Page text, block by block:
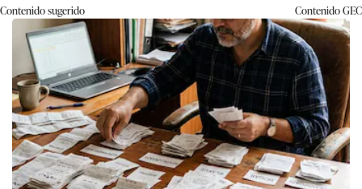
Contenido sugerido ContenidoGEC